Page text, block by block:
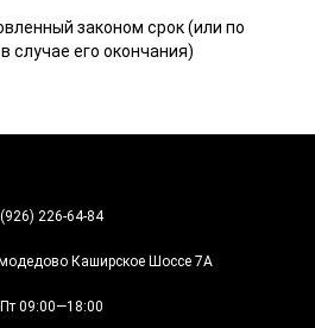
законом срок (или по
случае его окончания)
226-64-84
Каширское Шоссе 7А
09:00—18:00